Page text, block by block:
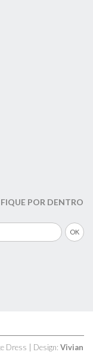
POR DENTRO
Dress | Design: Vivian